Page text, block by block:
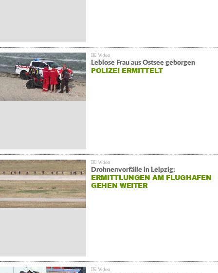
Leblose Frau aus Ostsee geborgen
POLIZEI ERMITTELT
Drohnenvorfälle in Leipzig:
ERMITTLUNGEN AM FLUGHAFEN
GEHEN WEITER